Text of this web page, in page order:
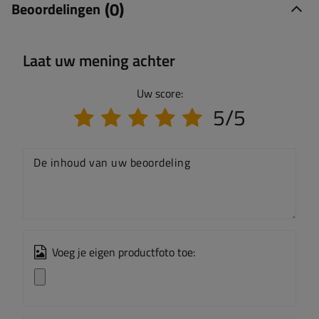
Beoordelingen (0)
Laat uw mening achter
Uw score:
5/5
De inhoud van uw beoordeling
Voeg je eigen productfoto toe: